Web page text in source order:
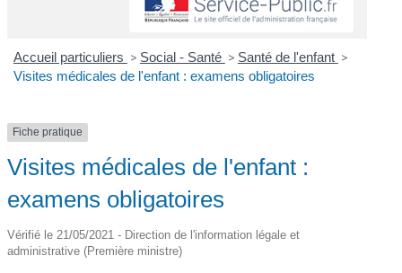
Accueil particuliers > Social - Santé > Santé de l'enfant >
Visites médicales de l'enfant : examens obligatoires
Fiche pratique
Visites médicales de l'enfant :
examens obligatoires
Vérifié le 21/05/2021 - Direction de l'information légale et
administrative (Première ministre)